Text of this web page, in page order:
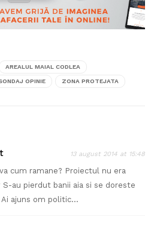
AREALUL MAIAL CODLEA
OPINIE ZONA PROTEJATA
13 august 2014 at 15:48
cum ramane? Proiectul nu era
S-au pierdut banii aia si se doreste
ajuns om politic…